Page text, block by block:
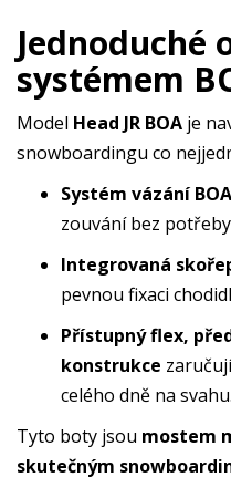
Jednoduché
systémem
Model Head JR BOA je
snowboardingu co
Systém vázání BOA
zouvání bez
Integrovaná
pevnou fixaci
Přístupný flex,
konstrukce
celého dně na svahu.
Tyto boty jsou mostem
skutečným